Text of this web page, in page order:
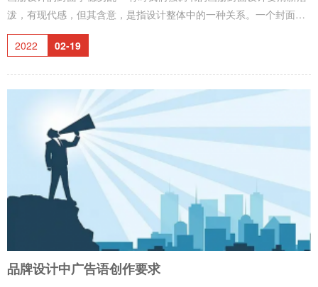
泼，有现代感，但其含意，是指设计整体中的一种关系。一个封面中
的设计元素，只要有一两个是动态的，就能显出很强的动感来。如果
所有的元素都处于不稳定状态，那就是乱，而不是活泼。古诗讲：“万
使封面设计意图明确，而明确的图形会具有很强的视觉冲击力。要尽
量用少的设计元素营造丰富的画面。去
2022 02-19
品牌设计中广告语创作要求